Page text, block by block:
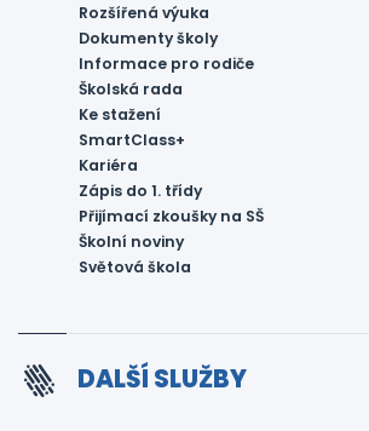
Rozšířená výuka
Dokumenty školy
Informace pro rodiče
Školská rada
Ke stažení
SmartClass+
Kariéra
Zápis do 1. třídy
Přijímací zkoušky na SŠ
Školní noviny
Světová škola
DALŠÍ SLUŽBY